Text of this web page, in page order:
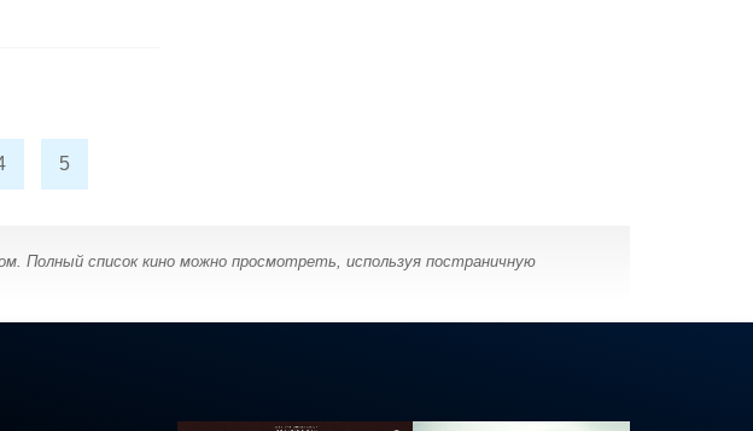
5
Полный список кино можно просмотреть, используя постраничную